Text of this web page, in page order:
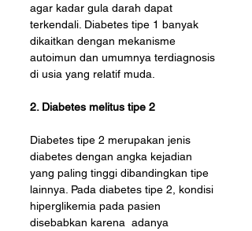
agar kadar gula darah dapat
terkendali. Diabetes tipe 1 banyak
dikaitkan dengan mekanisme
autoimun dan umumnya terdiagnosis
di usia yang relatif muda.
2. Diabetes melitus tipe 2
Diabetes tipe 2 merupakan jenis
diabetes dengan angka kejadian
yang paling tinggi dibandingkan tipe
lainnya. Pada diabetes tipe 2, kondisi
hiperglikemia pada pasien
disebabkan karena  adanya